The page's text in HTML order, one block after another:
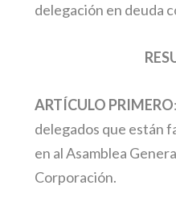
delegación en deuda
ARTÍCULO PRIMERO
delegados que están
en al Asamblea
Corporación.